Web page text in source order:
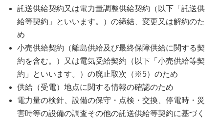
託送供給契約又は電力量調整供給契約（以下「託送供
給等契約」といいます。）の締結、変更又は解約のた
め
小売供給契約（離島供給及び最終保障供給に関する契
約を含む。）又は電気受給契約（以下「小売供給等契
約」といいます。）の廃止取次（※5）のため
供給（受電）地点に関する情報の確認のため
電力量の検針、設備の保守・点検・交換、停電時・災
害時等の設備の調査その他の託送供給等契約に基づく